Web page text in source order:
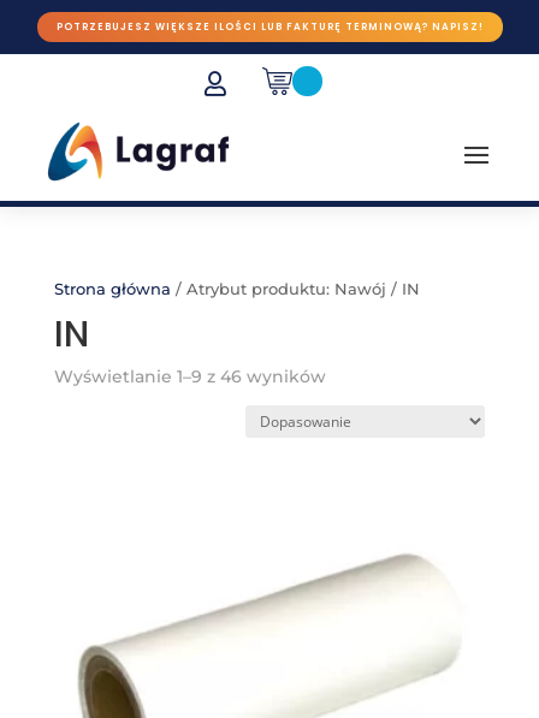
POTRZEBUJESZ WIĘKSZE ILOŚCI LUB FAKTURĘ TERMINOWĄ? NAPISZ!

Strona główna / Atrybut produktu: Nawój / IN
IN
Wyświetlanie 1–9 z 46 wyników